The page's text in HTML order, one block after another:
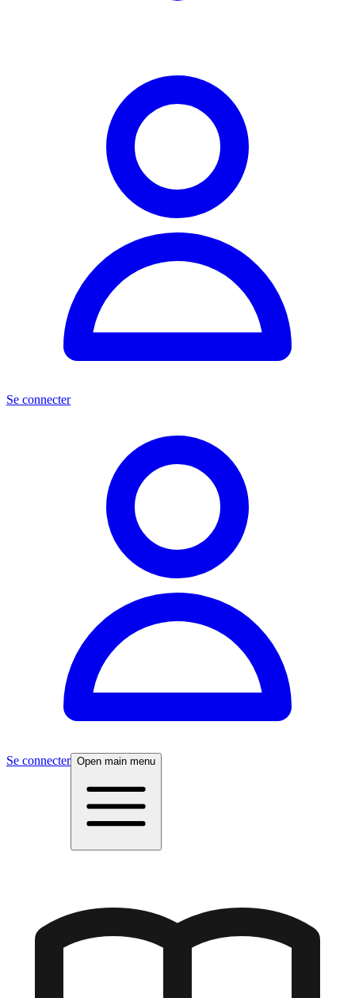
Se connecter
Se connecter Open main menu